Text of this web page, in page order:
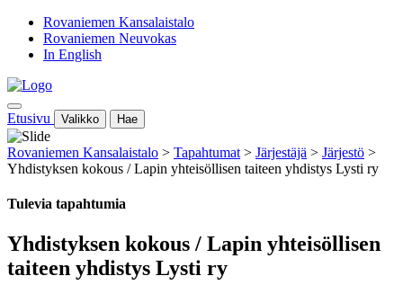
Rovaniemen Kansalaistalo
Rovaniemen Neuvokas
In English
Etusivu Valikko Hae
Rovaniemen Kansalaistalo > Tapahtumat > Järjestäjä > Järjestö >
Yhdistyksen kokous / Lapin yhteisöllisen taiteen yhdistys Lysti ry
Tulevia tapahtumia
Yhdistyksen kokous / Lapin yhteisöllisen
taiteen yhdistys Lysti ry